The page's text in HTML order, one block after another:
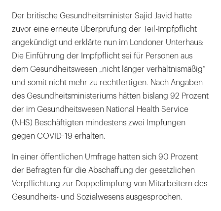
Der britische Gesundheitsminister Sajid Javid hatte
zuvor eine erneute Überprüfung der Teil-Impfpflicht
angekündigt und erklärte nun im Londoner Unterhaus:
Die Einführung der Impfpflicht sei für Personen aus
dem Gesundheitswesen „nicht länger verhältnismäßig“
und somit nicht mehr zu rechtfertigen. Nach Angaben
des Gesundheitsministeriums hätten bislang 92 Prozent
der im Gesundheitswesen National Health Service
(NHS) Beschäftigten mindestens zwei Impfungen
gegen COVID-19 erhalten.
In einer öffentlichen Umfrage hatten sich 90 Prozent
der Befragten für die Abschaffung der gesetzlichen
Verpflichtung zur Doppelimpfung von Mitarbeitern des
Gesundheits- und Sozialwesens ausgesprochen.